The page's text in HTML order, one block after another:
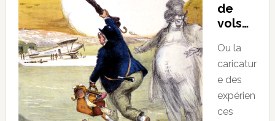
de
vols…
Ou la
caricatur
e des
expérien
ces